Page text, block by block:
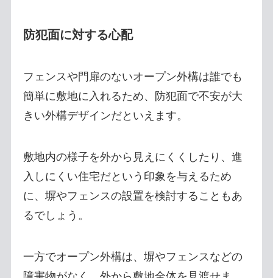
防犯面に対する心配
フェンスや門扉のないオープン外構は誰でも
簡単に敷地に入れるため、防犯面で不安が大
きい外構デザインだといえます。
敷地内の様子を外から見えにくくしたり、進
入しにくい住宅だという印象を与えるため
に、塀やフェンスの設置を検討することもあ
るでしょう。
一方でオープン外構は、塀やフェンスなどの